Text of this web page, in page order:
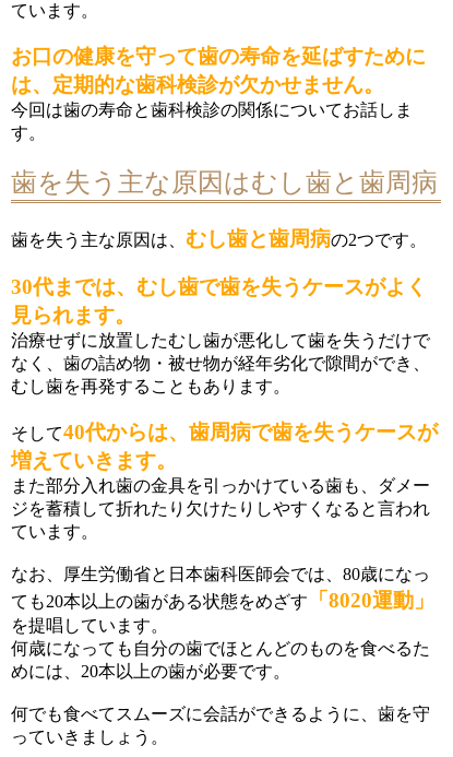
ています。
お口の健康を守って歯の寿命を延ばすために
は、定期的な歯科検診が欠かせません。
今回は歯の寿命と歯科検診の関係についてお話しま
す。
歯を失う主な原因はむし歯と歯周病
歯を失う主な原因は、 むし歯と歯周病の2つです。
30代までは、むし歯で歯を失うケースがよく
見られます。
治療せずに放置したむし歯が悪化して歯を失うだけで
なく、歯の詰め物・被せ物が経年劣化で隙間ができ、
むし歯を再発することもあります。
そして40代からは、歯周病で歯を失うケースが
増えていきます。
また部分入れ歯の金具を引っかけている歯も、ダメー
ジを蓄積して折れたり欠けたりしやすくなると言われ
ています。
なお、厚生労働省と日本歯科医師会では、80歳になっ
ても20本以上の歯がある状態をめざす
「8020運動」
を提唱しています。
何歳になっても自分の歯でほとんどのものを食べるた
めには、20本以上の歯が必要です。
何でも食べてスムーズに会話ができるように、歯を守
っていきましょう。